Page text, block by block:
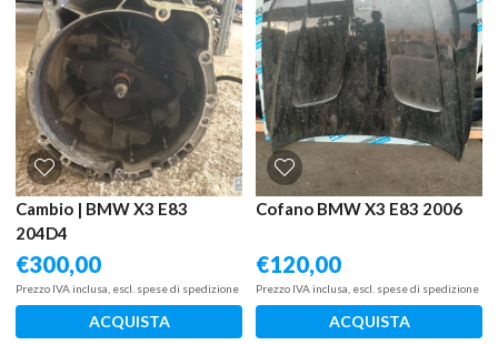
Cambio | BMW X3 E83
204D4
€300,00
Prezzo IVA inclusa, escl. spese di spedizione
ACQUISTA
Cofano BMW X3 E83 2006
€120,00
Prezzo IVA inclusa, escl. spese di spedizione
ACQUISTA